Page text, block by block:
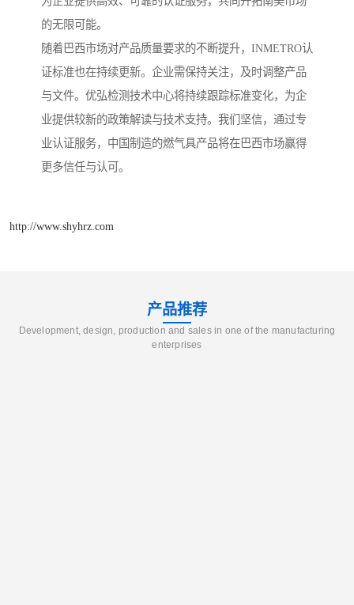
的无限可能。
随着巴西市场对产品质量要求的不断提升，INMETRO认
证标准也在持续更新。企业需保持关注，及时调整产品
与文件。优弘检测技术中心将持续跟踪标准变化，为企
业提供较新的政策解读与技术支持。我们坚信，通过专
业认证服务，中国制造的燃气具产品将在巴西市场赢得
更多信任与认可。
http://www.shyhrz.com
产品推荐
Development, design, production and sales in one of the manufacturing
enterprises